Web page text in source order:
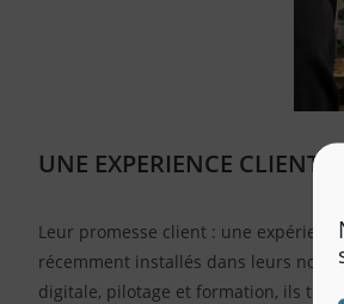
UNE EXPERIENCE CLIENT
Leur promesse client : une
récemment installés dans leurs
digitale, pilotage et formation, ils